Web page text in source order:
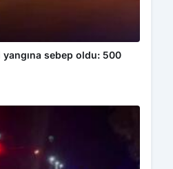
sebep oldu: 500